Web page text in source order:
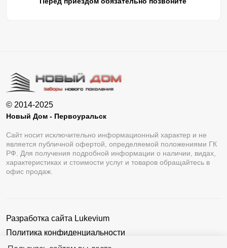
© 2014-2025
Новый Дом - Первоуральск
Сайт носит исключительно информационный характер и не
является публичной офертой, определяемой положениями ГК
РФ. Для получения подробной информации о наличии, видах,
характеристиках и стоимости услуг и товаров обращайтесь в
офис продаж.
Разработка сайта Lukevium
Политика конфиденциальности
Пользовательское соглашение